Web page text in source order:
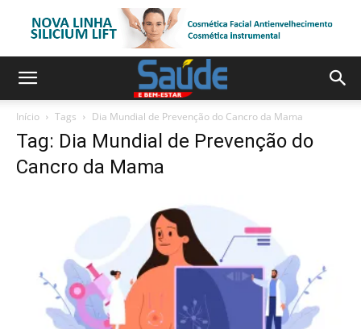
Início Tags Dia Mundial de Prevenção do Cancro da Mama
Tag: Dia Mundial de Prevenção do
Cancro da Mama